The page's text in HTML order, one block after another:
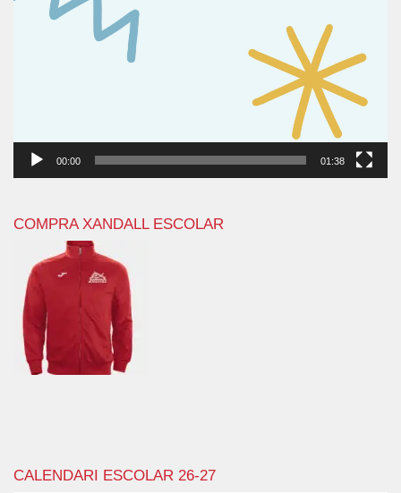
00:00 01:38
COMPRA XANDALL ESCOLAR
CALENDARI ESCOLAR 26-27